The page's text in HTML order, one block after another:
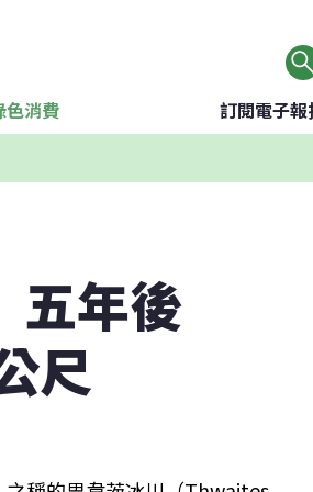
色消費 訂閱電子報
五年後
尺